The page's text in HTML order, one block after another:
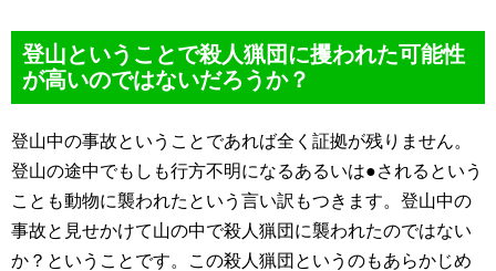
登山ということで殺人猟団に攫われた可能性
が高いのではないだろうか？
登山中の事故ということであれば全く証拠が残りません。
登山の途中でもしも行方不明になるあるいは●されるという
ことも動物に襲われたという言い訳もつきます。登山中の
事故と見せかけて山の中で殺人猟団に襲われたのではない
か？ということです。この殺人猟団というのもあらかじめ